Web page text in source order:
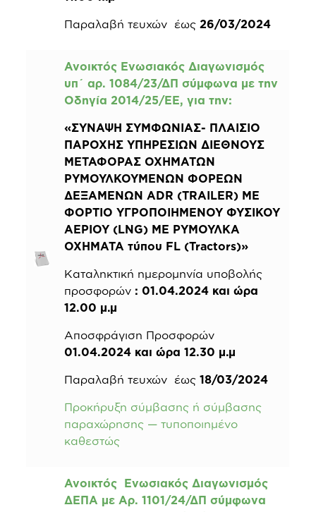
Παραλαβή τευχών έως 26/03/2024
Ανοικτός Ενωσιακός Διαγωνισμός
υπ΄ αρ. 1084/23/ΔΠ σύμφωνα με την
Οδηγία 2014/25/ΕΕ, για την:
«ΣΥΝΑΨΗ ΣΥΜΦΩΝΙΑΣ- ΠΛΑΙΣΙΟ
ΠΑΡΟΧΗΣ ΥΠΗΡΕΣΙΩΝ ΔΙΕΘΝΟΥΣ
ΜΕΤΑΦΟΡΑΣ ΟΧΗΜΑΤΩΝ
ΡΥΜΟΥΛΚΟΥΜΕΝΩΝ ΦΟΡΕΩΝ
ΔΕΞΑΜΕΝΩΝ ADR (TRAILER) ΜΕ
ΦΟΡΤΙΟ ΥΓΡΟΠΟΙΗΜΕΝΟΥ ΦΥΣΙΚΟΥ
ΑΕΡΙΟΥ (LNG) ΜΕ ΡΥΜΟΥΛΚΑ
ΟΧΗΜΑΤΑ τύπου FL (Tractors)»
Καταληκτική ημερομηνία υποβολής
προσφορών : 01.04.2024 και ώρα
12.00 μ.μ
Αποσφράγιση Προσφορών
01.04.2024 και ώρα 12.30 μ.μ
Παραλαβή τευχών έως 18/03/2024
Προκήρυξη σύμβασης ή σύμβασης
παραχώρησης — τυποποιημένο
καθεστώς
Ανοικτός Ενωσιακός Διαγωνισμός
ΔΕΠΑ με Αρ. 1101/24/ΔΠ σύμφωνα